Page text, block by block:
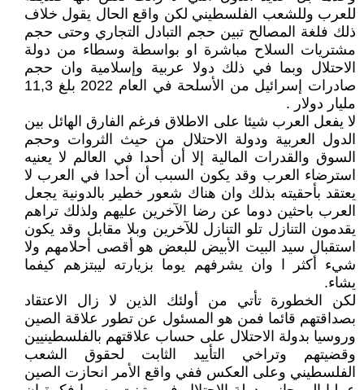
للعرب وللشعب الفلسطيني لكن واقع الحال يقول خلاف
ذلك فلغة المصالح تبين حجم التبادل التجاري وحتى حجم
مشتريات السلاح مباشرة او بواسطة وسطاء من دولة
الاحتلال وبما في ذلك دولا عربية وإسلامية وان حجم
صادرات إسرائيل من الأسلحة في العام 2022 بلغ 11,3
مليار دولار .
لا يفعل العرب شيئا على الاطلاق فرغم الفارق الهائل بين
الدول العربية ودولة الاحتلال من حيث الثروات وحجم
السوق والقدرات المالية إلا أن أحدا في العالم لا يعنيه
استرضاء العرب وقد يكون السبب أن أحدا في العرب لا
يعتقد بأحقيته بذلك وان هناك شعور خطير بالدونية يجعل
العرب باحثين دوما عن رضا الآخرين عليهم ولذلك تراهم
يقدمون التنازل تلو التنازل للآخرين وبلا مقابل وقد يكون
استقبال سيد البيت الأبيض للبعض هو أقصى أحلامهم ولا
شيء أكثر ا وان يشرفهم يوما بزيارته ليبتزهم كيفما
يشاء.
لكن الخطورة تأتي من أولئك الذين لا زال الاعتقاد
بصداقتهم قائما فمن هو المسئول عن تطور علاقة الصين
وروسيا بدولة الاحتلال على حساب علاقتهم بالفلسطينيين
وقضيتهم وتراخي التأييد الثابت لحقوق الشعب
الفلسطيني وعلى العكس ففي واقع الأمر انحازت الصين